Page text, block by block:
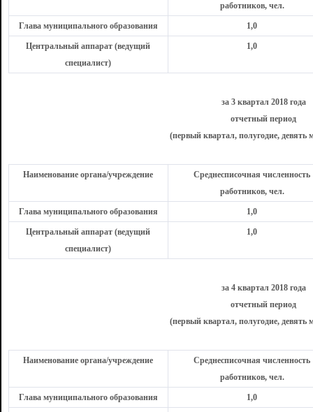
работников, чел.
Глава муниципального образования 1,0
Центральный аппарат (ведущий
специалист)
1,0
за 3 квартал 2018 года
отчетный период
(первый квартал, полугодие, девять
Наименование органа/учреждение
Среднесписочная численность
работников, чел.
Глава муниципального образования 1,0
Центральный аппарат (ведущий
специалист)
1,0
за 4 квартал 2018 года
отчетный период
(первый квартал, полугодие, девять
Наименование органа/учреждение
Среднесписочная численность
работников, чел.
Глава муниципального образования 1,0